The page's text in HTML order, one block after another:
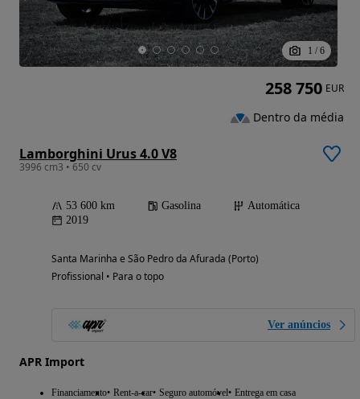
1 / 6
Lamborghini Urus 4.0 V8
3996 cm3 • 650 cv
53 600 km Gasolina
Automática
2019
Santa Marinha e São Pedro da Afurada (Porto)
Profissional • Para o topo
Ver anúncios
APR Import
Financiamento Rent-a-car Seguro automóvel Entrega em casa
258 750 EUR
Dentro da média